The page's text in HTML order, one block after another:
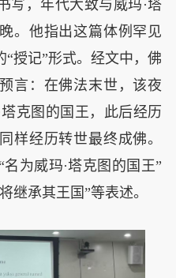
写，年代大致与威玛·塔
。他指出这篇体例罕见
授记”形式。经文中，佛
言：在佛法末世，该夜
克图的国王，此后经历
样经历转世最终成佛。
为威玛·塔克图的国王”
继承其王国”等表述。